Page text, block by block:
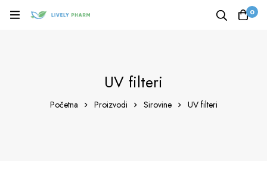
0
UV filteri
Početna Proizvodi Sirovine UV filteri